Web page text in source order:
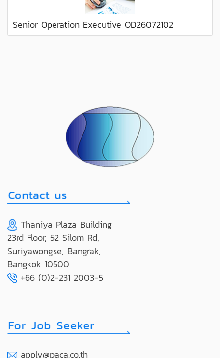
Senior Operation Executive OD26072102
Thaniya Plaza Building
23rd Floor, 52 Silom Rd,
Suriyawongse, Bangrak,
Bangkok 10500
+66 (0)2-231 2003-5
apply@paca.co.th